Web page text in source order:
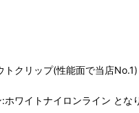
トクリップ(性能面で当店No.1)
ワイトナイロンライン となり